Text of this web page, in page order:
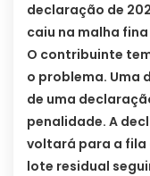
declaração de
caiu na malha
O contribuinte
o problema. Uma
de uma
penalidade. A
voltará para a fila
lote residual